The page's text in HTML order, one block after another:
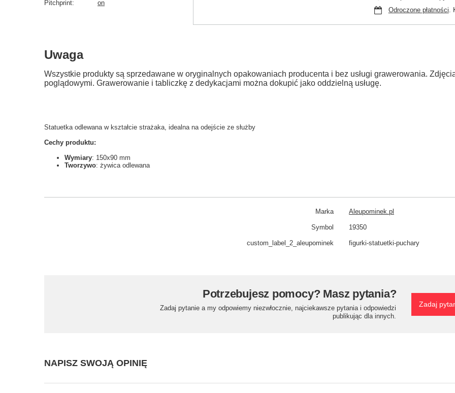
Odroczone płatności.
Pitchprint on
Uwaga
Wszystkie produkty są sprzedawane w oryginalnych opakowaniach producenta i bez usługi grawerowania.
poglądowymi. Grawerowanie i tabliczkę z dedykacjami można dokupić jako oddzielną usługę.
Statuetka odlewana w kształcie strażaka, idealna na odejście ze służby
Cechy produktu:
Wymiary: 150x90 mm
Tworzywo: żywica odlewana
Marka Aleupominek.pl
Symbol 19350
custom_​label_​2_aleupominek figurki-statuetki-puchary
Potrzebujesz pomocy? Masz pytania?
Zadaj pytanie a my odpowiemy niezwłocznie, najciekawsze pytania i odpowiedzi
publikując dla innych.
Zadaj
NAPISZ SWOJĄ OPINIĘ